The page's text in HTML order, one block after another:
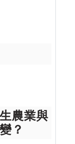
農業與
？